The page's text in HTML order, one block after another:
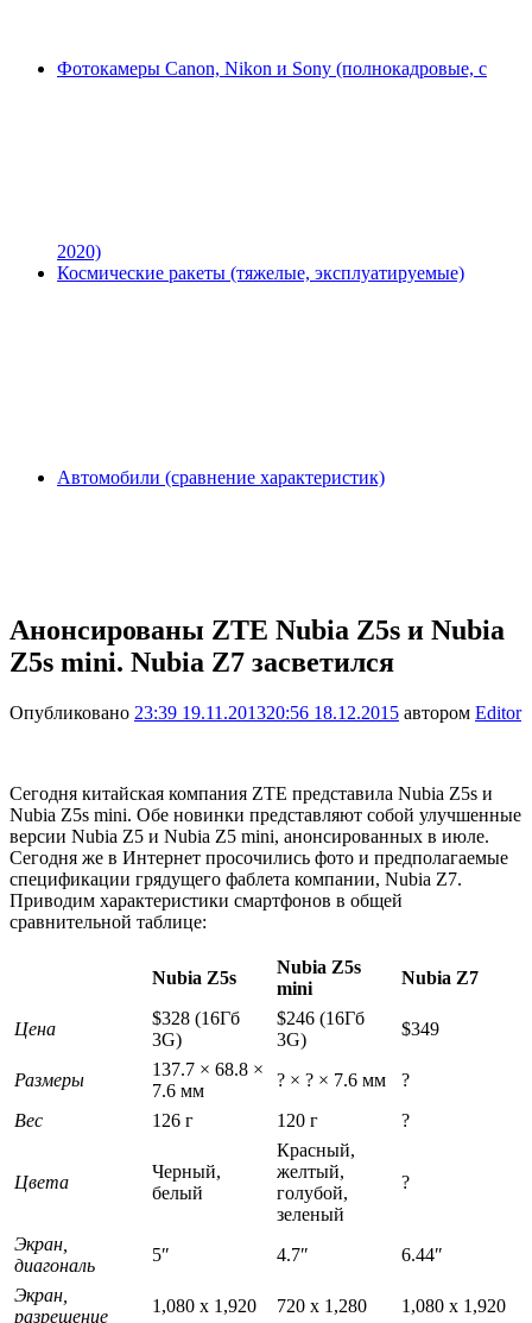
Фотокамеры Canon, Nikon и Sony (полнокадровые, с
2020)
Космические ракеты (тяжелые, эксплуатируемые)
Автомобили (сравнение характеристик)
Анонсированы ZTE Nubia Z5s и Nubia
Z5s mini. Nubia Z7 засветился
Опубликовано 23:39 19.11.201320:56 18.12.2015 автором Editor
Сегодня китайская компания ZTE представила Nubia Z5s и
Nubia Z5s mini. Обе новинки представляют собой улучшенные
версии Nubia Z5 и Nubia Z5 mini, анонсированных в июле.
Сегодня же в Интернет просочились фото и предполагаемые
спецификации грядущего фаблета компании, Nubia Z7.
Приводим характеристики смартфонов в общей
сравнительной таблице:
Nubia Z5s
Nubia Z5s
mini
Nubia Z7
Цена
$328 (16Гб
3G)
$246 (16Гб
3G)
$349
Размеры
137.7 × 68.8 ×
7.6 мм
? × ? × 7.6 мм
?
Вес
126 г 120 г ?
Цвета
Черный,
белый
Красный,
желтый,
голубой,
зеленый
?
Экран,
диагональ
5″ 4.7″
6.44″
Экран,
разрешение
1,080 x 1,920 720 x 1,280 1,080 x 1,920